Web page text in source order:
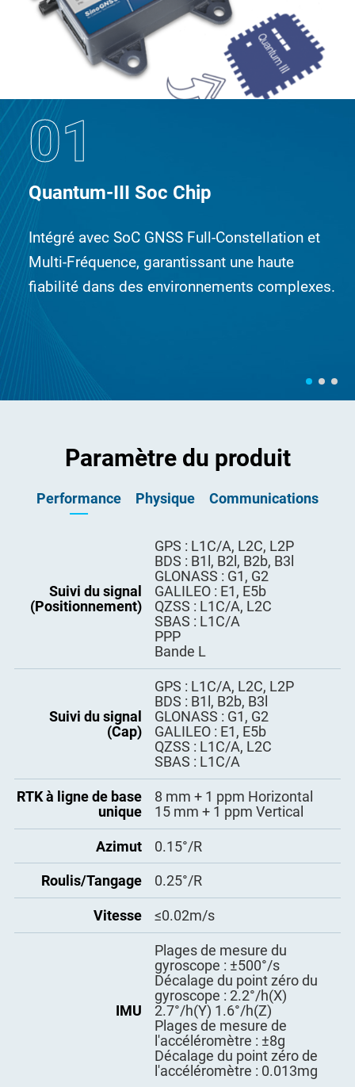
01
Quantum-III Soc Chip
Intégré avec SoC GNSS Full-Constellation et
Multi-Fréquence, garantissant une haute
fiabilité dans des environnements complexes.
Paramètre du produit
Performance Physique Communications
Suivi du signal
(Positionnement)
GPS : L1C/A, L2C, L2P
BDS : B1l, B2l, B2b, B3l
GLONASS : G1, G2
GALILEO : E1, E5b
QZSS : L1C/A, L2C
SBAS : L1C/A
PPP
Bande L
Suivi du signal
(Cap)
GPS : L1C/A, L2C, L2P
BDS : B1l, B2b, B3l
GLONASS : G1, G2
GALILEO : E1, E5b
QZSS : L1C/A, L2C
SBAS : L1C/A
RTK à ligne de base
unique
8 mm + 1 ppm Horizontal
15 mm + 1 ppm Vertical
Azimut 0.15°/R
Roulis/Tangage 0.25°/R
Vitesse ≤0.02m/s
IMU
Plages de mesure du
gyroscope : ±500°/s
Décalage du point zéro du
gyroscope : 2.2°/h(X)
2.7°/h(Y) 1.6°/h(Z)
Plages de mesure de
l'accéléromètre : ±8g
Décalage du point zéro de
l'accéléromètre : 0.013mg
151.2mm x 103.7mm x
27.9mm
Poids
<300g
Alliage d'aluminium
8G
fonctionnement
-40℃~+75℃
Température de
-55℃~+85℃
Étanche &
Antipoussière
IP67
Tension
DC9-36V
Consommation
d'énergie
<5W
Test de chute survit à une chute de 1m
RTCM2.X, RTCM3.X
Sortie de données
NMEA-0183 : GSV, RMC, HD
T, GGA, GSA, ZDA, VTG, GST;
HEADING, GPYBM
Données INS : 2364&2365
Fréquences de
1 Hz, 2 Hz, 5 Hz, 10 Hz, 20
Hz, 50 Hz, 100 Hz
LAN
10/100 Mbps
Modem 4G
- LTE-FDD : B1/B2/B3/B4/B5/
B7/B8/B12/B13/B18/B19/B2
0/B25/B26/B28
- LTE-TDD : B38/B39/B40/B4
1
- WCDMA : B1/B2/B4/B5/B6/
B8/B19
- GSM : B2/B3/B5/B8
Protocoles
Bluetooth
4.1
2.0
LEDs
LED d'alimentation*1
LED INS*1
LED satellite*1
LED 4G*1